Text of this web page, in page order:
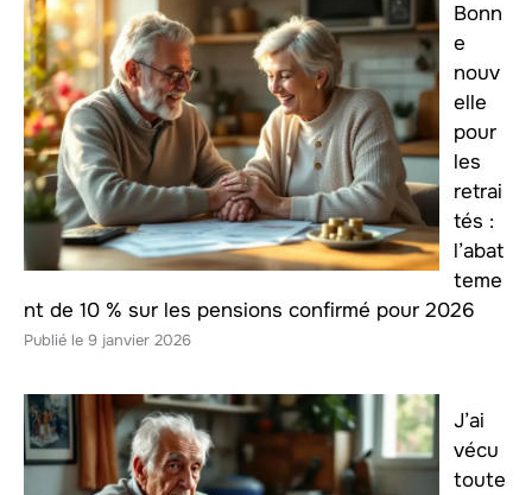
Bonn
e
nouv
elle
pour
les
retrai
tés :
l’abat
teme
nt de 10 % sur les pensions confirmé pour 2026
9 janvier 2026
J’ai
vécu
toute